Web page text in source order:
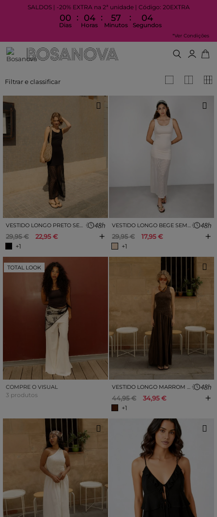
SALDOS | -20% EXTRA na 2ª unidade | Código: 20EXTRA
00
Dias
: 04
Horas
: 57
Minutos
: 03
Segundos
*Ver Condições
Filtrar e classificar
VESTIDO LONGO PRETO SEMITRANSPARENTE
29,95 €
22,95 €
+1
+
VESTIDO LONGO BEGE SEMITRANSPARENTE
29,95 €
17,95 €
+1
+
TOTAL LOOK
COMPRE O VISUAL
3 produtos
VESTIDO LONGO MARROM COM ESTAMPA FRANZIDA
44,95 €
34,95 €
+1
+